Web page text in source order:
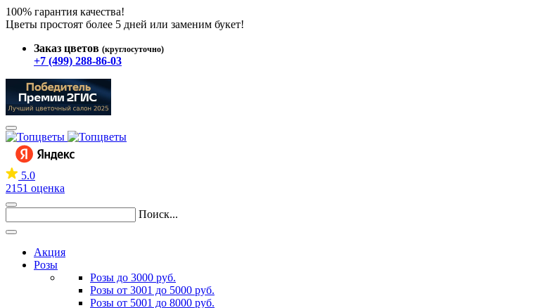
100% гарантия качества!
Цветы простоят более 5 дней или заменим букет!
Заказ цветов (круглосуточно)
+7 (499) 288-86-03
5.0
2151 оценка
Поиск...
Акция
Розы
Розы до 3000 руб.
Розы от 3001 до 5000 руб.
Розы от 5001 до 8000 руб.